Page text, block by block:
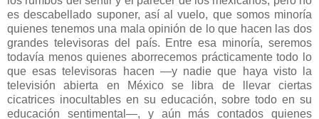
es descabellado suponer, así al vuelo, que somos minoría
quienes tenemos una mala opinión de lo que hacen las dos
grandes televisoras del país. Entre esa minoría, seremos
todavía menos quienes aborrecemos prácticamente todo lo
que esas televisoras hacen —y nadie que haya visto la
televisión abierta en México se libra de llevar ciertas
cicatrices inocultables en su educación, sobre todo en su
educación sentimental—, y aún más contados quienes